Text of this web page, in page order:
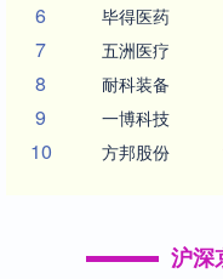
6 毕得医药
7 五洲医疗
8 耐科装备
9 一博科技
10 方邦股份
沪深